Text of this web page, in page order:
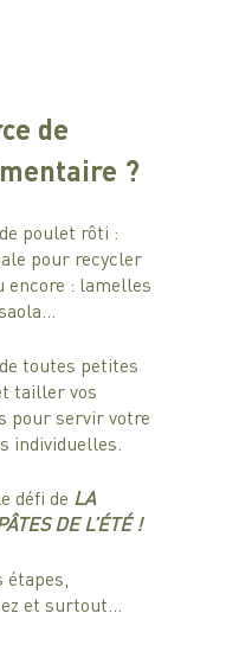
de
?
poulet rôti :
pour recycler
encore : lamelles
toutes petites
tailler vos
pour servir votre
individuelles.
défi de LA
DE L’ÉTÉ !
étapes,
et surtout…